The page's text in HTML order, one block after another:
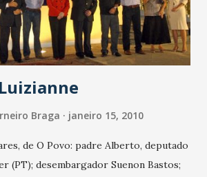
Braga janeiro 15, 2010
de O Povo: padre Alberto, deputado
(PT); desembargador Suenon Bastos;